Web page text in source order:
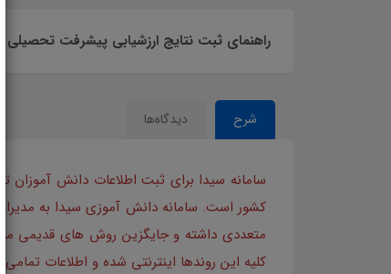
راهنمای ثبت نتایج ارزشیابی پیشرفت تحصیلی
شرح دیدگاه‌ها
سامانه سیدا برای ثبت اطلاعات دانش
کشور است. سامانه دانش آموزی سیدا به
متعددی داشته و جایگزین روش های قدیمی
کلیه این روندها اینترنتی شده و اطلاعات